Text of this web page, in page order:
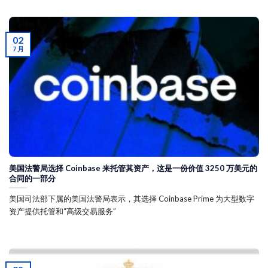
美国法警局选择 Coinbase 来托管其资产，这是一份价值 3250 万美元的
合同的一部分
美国司法部下属的美国法警局表示，其选择 Coinbase Prime 为大型数字
资产提供托管和“高级交易服务”
02
7 月